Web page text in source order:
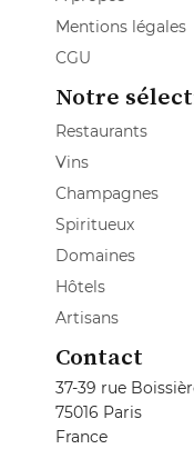
Mentions légales
CGU
Notre
Restaurants
Vins
Champagnes
Spiritueux
Domaines
Hôtels
Artisans
Contact
37-39 rue
75016 Paris
France